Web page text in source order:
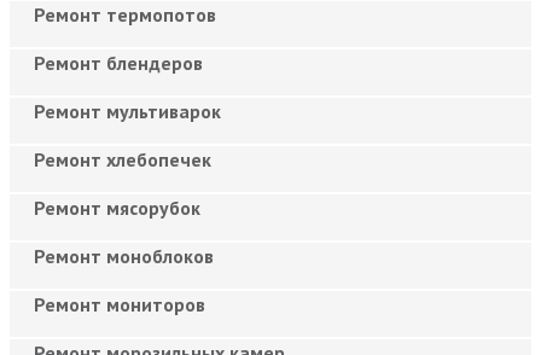
Ремонт термопотов
Ремонт блендеров
Ремонт мультиварок
Ремонт хлебопечек
Ремонт мясорубок
Ремонт моноблоков
Ремонт мониторов